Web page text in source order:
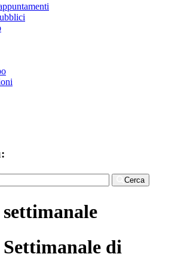
Cerca
Settimanale di